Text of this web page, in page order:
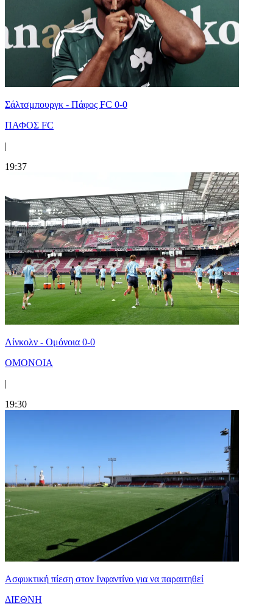
Σάλτσμπουργκ - Πάφος FC 0-0
ΠΑΦΟΣ FC
|
19:37
Λίνκολν - Ομόνοια 0-0
ΟΜΟΝΟΙΑ
|
19:30
Ασφυκτική πίεση στον Ινφαντίνο για να παραιτηθεί
ΔΙΕΘΝΗ